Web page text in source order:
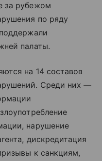
за рубежом
по ряду
палаты.
на 14 составов
Среди них —
нарушение
дискредитация
к санкциям,